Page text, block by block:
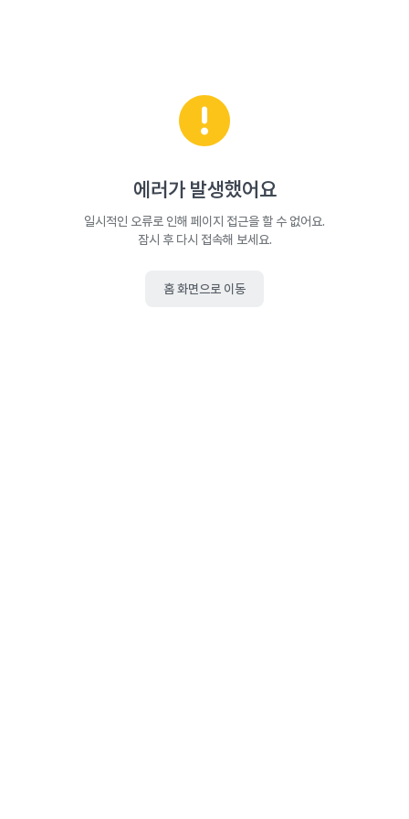
에러가 발생했어요
일시적인 오류로 인해 페이지 접근을 할 수 없어요.
잠시 후 다시 접속해 보세요.
홈 화면으로 이동